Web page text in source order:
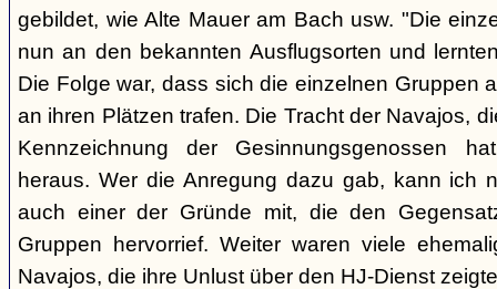
gebildet, wie Alte Mauer am Bach usw. "Die
nun an den bekannten Ausflugsorten und
Die Folge war, dass sich die einzelnen Gruppen
an ihren Plätzen trafen. Die Tracht der Navajos,
Kennzeichnung der Gesinnungsgenossen
heraus. Wer die Anregung dazu gab, kann ich
auch einer der Gründe mit, die den
Gruppen hervorrief. Weiter waren viele
Navajos, die ihre Unlust über den HJ-Dienst